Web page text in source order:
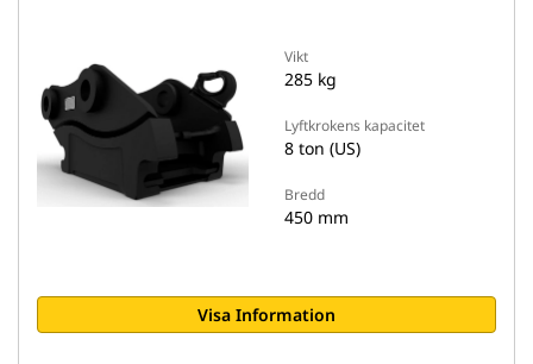
Vikt
285 kg
Lyftkrokens kapacitet
8 ton (US)
Bredd
450 mm
Visa Information